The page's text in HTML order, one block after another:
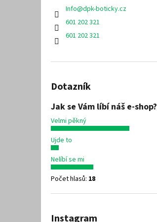
Info@dpk-boticky.cz
601 202 321
601 202 321
Dotazník
Jak se Vám líbí náš e-shop?
Velmi pěkný
Ujde to
Nelíbí se mi
Počet hlasů: 18
Instagram